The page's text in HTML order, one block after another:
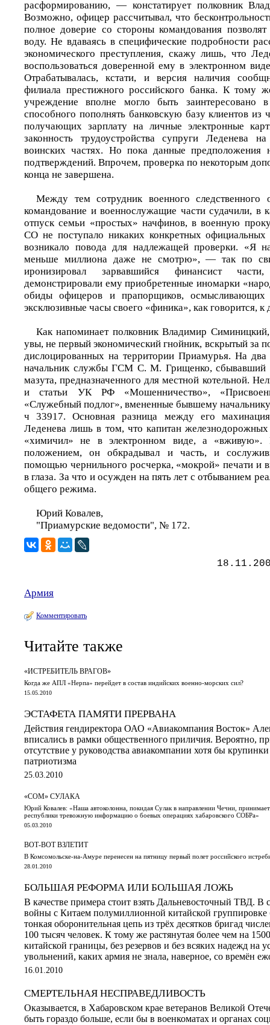
расформированию, — констатирует полковник
Возможно, офицер рассчитывал, что
полное доверие со стороны командования
воду. Не вдаваясь в специфические подробности
экономического преступления, скажу лишь, что
воспользоваться доверенной ему в электронном
Отрабатывалась, кстати, и версия наличия
филиала престижного российского банка. К тому
учреждение вполне могло быть заинтересовано
способного пополнять банковскую базу клиентов из
получающих зарплату на личные электронные
законность трудоустройства супруги Леденева
воинских частях. Но пока данные предположения
подтверждений. Впрочем, проверка по некоторым
конца не завершена.
Между тем сотрудник военного следственного
командование и военнослужащие части судачили, в
отпуск семьи «простых» начфинов, в военную
СО не поступало никаких конкретных
возникало повода для надлежащей проверки. «Я
меньше миллиона даже не смотрю», — так по
иронизировал зарвавшийся финансист
демонстрировали ему приобретенные иномарки
обиды офицеров и прапорщиков,
эксклюзивные часы своего «финика», как говорится,
Как напоминает полковник Владимир
увы, не первый экономический гнойник, вскрытый за
дислоцированных на территории Приамурья. На два
начальник службы ГСМ С. М. Грищенко, сбывавший
мазута, предназначенного для местной котельной.
и статьи УК РФ «Мошенничество»,
«Служебный подлог», вмененные бывшему
ч 33917. Основная разница между его
Леденева лишь в том, что капитан
«химичил» не в электронном виде, а «вживую».
положением, он обкрадывал и часть, и
помощью чернильного росчерка, «мокрой» печати и
в глаза. За что и осужден на пять лет с отбыванием
общего режима.
Юрий Ковалев,
"Приамурские ведомости", № 172.
Армия
Комментировать
Читайте также
«ИСТРЕБИТЕЛЬ ВРАГОВ»
Когда же АПЛ «Нерпа» перейдет в состав индийских военно-морских сил?
15.05.2010
ЭСТАФЕТА ПАМЯТИ ПРЕРВАНА
Действия гендиректора ОАО «Авиакомпания Восток»
вписались в рамки общественного приличия. Вероятно,
отсутствие у руководства авиакомпании хотя бы
патриотизма
25.03.2010
«СОМ» СУЛАКА
Юрий Ковалев: «Наша автоколонна, покидая Сулак в направлении Чечни, принимает
республики тревожную информацию о боевых операциях хабаровского СОБРа»
05.03.2010
ВОТ-ВОТ ВЗЛЕТИТ
В Комсомольске-на-Амуре перенесен на пятницу первый полет российского
28.01.2010
БОЛЬШАЯ РЕФОРМА ИЛИ БОЛЬШАЯ ЛОЖЬ
В качестве примера стоит взять Дальневосточный ТВД. В
войны с Китаем полумиллионной китайской группировке
тонкая оборонительная цепь из трёх десятков бригад
100 тысяч человек. К тому же растянутая более чем на
китайской границы, без резервов и без всяких надежд на
увольнений, каких армия не знала, наверное, со времён
16.01.2010
СМЕРТЕЛЬНАЯ НЕСПРАВЕДЛИВОСТЬ
Оказывается, в Хабаровском крае ветеранов Великой
быть гораздо больше, если бы в военкоматах и органах